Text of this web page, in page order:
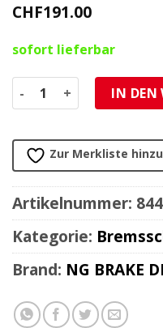
CHF191.00
sofort lieferbar
Bremsscheibe NG Brake
IN DEN
Zur Merkliste
Artikelnummer:
Kategorie:
Brand: NG BRAKE